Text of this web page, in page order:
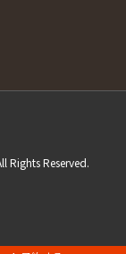
Reserved.